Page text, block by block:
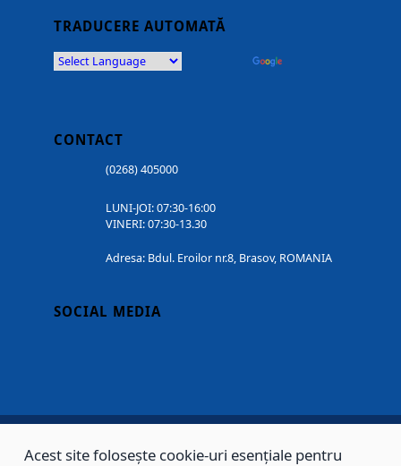
TRADUCERE AUTOMATĂ
CONTACT
(0268) 405000
LUNI-JOI: 07:30-16:00
VINERI: 07:30-13.30
Adresa: Bdul. Eroilor nr.8, Brasov, ROMANIA
SOCIAL MEDIA
Acest site folosește cookie-uri esențiale pentru